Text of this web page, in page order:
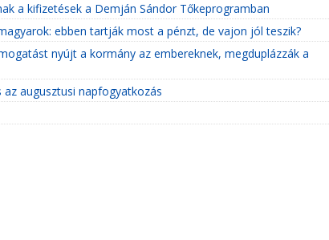
a kifizetések a Demján Sándor Tőkeprogramban
ebben tartják most a pénzt, de vajon jól teszik?
nyújt a kormány az embereknek, megduplázzák a
az augusztusi napfogyatkozás